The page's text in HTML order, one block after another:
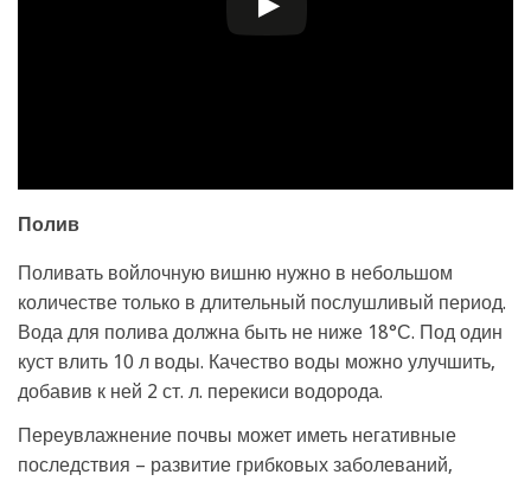
Полив
Поливать войлочную вишню нужно в небольшом
количестве только в длительный послушливый период.
Вода для полива должна быть не ниже 18°С. Под один
куст влить 10 л воды. Качество воды можно улучшить,
добавив к ней 2 ст. л. перекиси водорода.
Переувлажнение почвы может иметь негативные
последствия – развитие грибковых заболеваний,